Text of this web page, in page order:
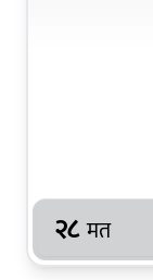
२८ मत